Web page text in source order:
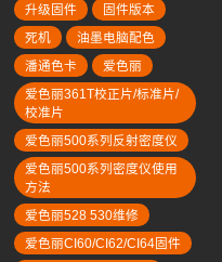
升级固件
固件版本
死机
油墨电脑配色
潘通色卡
爱色丽
爱色丽361T校正片/标准片/
校准片
爱色丽500系列反射密度仪
爱色丽500系列密度仪使用
方法
爱色丽528 530维修
爱色丽CI60/CI62/CI64固件